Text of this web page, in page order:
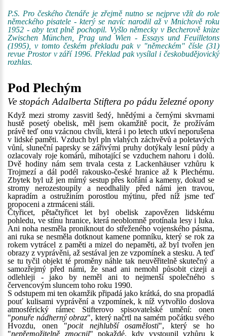
P.S. Pro českého čtenáře je zřejmě nutno se nejprve vžít do role
německého pisatele - který se navíc narodil až v Mnichově roku
1952 - aby text plně pochopil. Vyšlo německy v Becherově knize
Zwischen München, Prag und Wien - Essays und Feuilletons
(1995), v tomto českém překladu pak v "německém" čísle (31)
revue Prostor v září 1996. Překlad pak vysílal i českobudějovický
rozhlas.
Pod Plechým
Ve stopách Adalberta Stiftera po pádu železné opony
Když mezi stromy zasvitl šedý, hnědými a černými skvrnami
hustě posetý obelisk, měl jsem okamžitě pocit, že prožívám
právě teď onu vzácnou chvíli, která i po letech utkví neporušena
v lidské paměti. Vzduch byl pln vlahých záchvěvů a poletavých
vůní, sluneční paprsky se zářivými pruhy dotýkaly lesní půdy a
ozlacovaly roje komárů, mihotající se vzduchem nahoru i dolů.
Dvě hodiny nám sem trvala cesta z Lackenhäuser vzhůru k
Trojmezí a dál podél rakousko-české hranice až k Plechému.
Zbytek byl už jen mírný sestup přes kořání a kameny, dokud se
stromy nerozestoupily a neodhalily před námi jen travou,
kapradím a ostružiním porostlou mýtinu, před níž jsme teď
propoceni a ztrmáceni stáli.
Čtyřicet, pětačtyřicet let byl obelisk zapovězen lidskému
pohledu, ve stínu hranice, která neoblomně protínala lesy i luka.
Ani noha nesměla proniknout do střeženého vojenského pásma,
ani ruka se nesměla dotknout kamene pomníku, který se rok za
rokem vytrácel z paměti a mizel do nepaměti, až byl tvořen jen
obrazy z vyprávěni, až sestával jen ze vzpomínek a stesku. A teď
se tu tyčil objekt té proměny náhle tak neuvěřitelně skutečný a
samozřejmý před námi, že snad ani nemohl působit cizeji a
odlehleji - jako by neměl ani to nejmenší společného s
červencovým sluncem toho roku 1990.
S odstupem mi ten okamžik připadá jako krátká, do sna propadlá
pouť kulisami vyprávění a vzpomínek, k níž vytvořilo doslova
atmosférický rámec Stifterovo spisovatelské umění: onen
"ponuře nádherný obraz", který načrtl na samém počátku svého
Hvozdu, onen "pocit nejhlubší osamělosti", který se ho
"nepřemožitelně zmocnil" pokaždé, kdy vystoupil vzhůru k